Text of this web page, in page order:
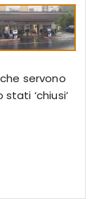
servono
‘chiusi’